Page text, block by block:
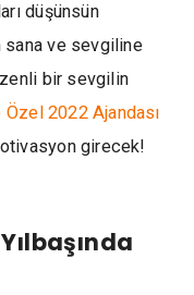
düşünsün
ve sevgiline
bir sevgilin
Özel 2022 Ajandası
girecek!